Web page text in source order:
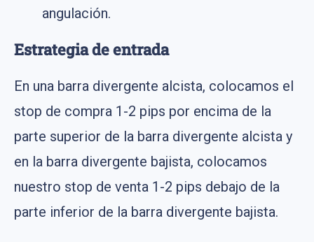
angulación.
Estrategia de entrada
En una barra divergente alcista, colocamos el
stop de compra 1-2 pips por encima de la
parte superior de la barra divergente alcista y
en la barra divergente bajista, colocamos
nuestro stop de venta 1-2 pips debajo de la
parte inferior de la barra divergente bajista.